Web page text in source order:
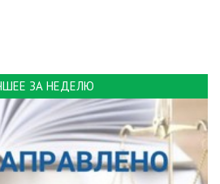
ЗА НЕДЕЛЮ